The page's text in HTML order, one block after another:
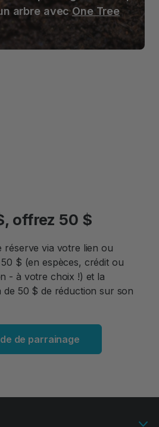
arbre avecOne Tree
offrez 50 $
réserve via votre lien ou
$ (en espèces, crédit ou
- à votre choix !) et la
de 50 $ de réduction sur son
de parrainage